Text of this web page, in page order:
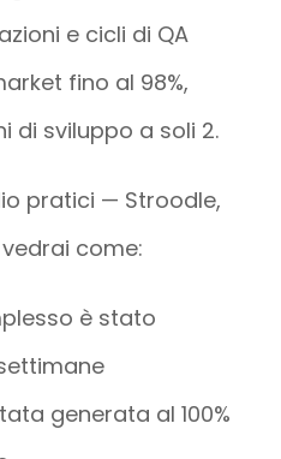
e cicli di QA
fino al 98%,
di sviluppo a soli 2.
pratici — Stroodle,
come:
è stato
generata al 100%